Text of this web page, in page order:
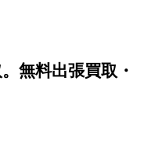
無料出張買取・